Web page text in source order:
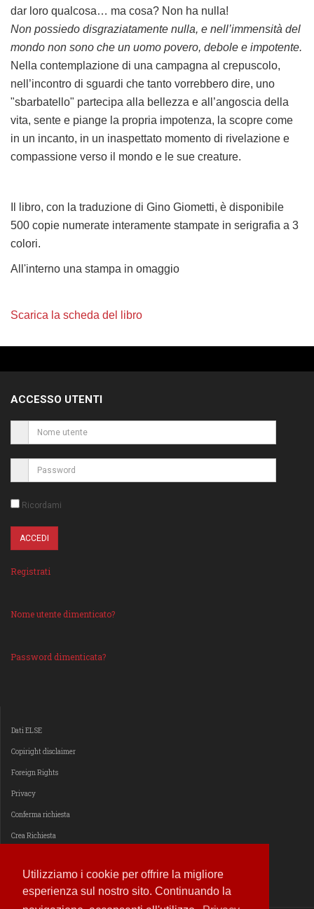
Utilizziamo i cookie per offrire la migliore
esperienza sul nostro sito. Continuando la
dar loro qualcosa… ma cosa? Non ha nulla!
Non possiedo disgraziatamente nulla, e nell’immensità del
mondo non sono che un uomo povero, debole e impotente.
Nella contemplazione di una campagna al crepuscolo,
nell’incontro di sguardi che tanto vorrebbero dire, uno
"sbarbatello" partecipa alla bellezza e all’angoscia della
vita, sente e piange la propria impotenza, la scopre come
in un incanto, in un inaspettato momento di rivelazione e
compassione verso il mondo e le sue creature.
Il libro, con la traduzione di Gino Giometti, è disponibile
500 copie numerate interamente stampate in serigrafia a 3
colori.
All'interno una stampa in omaggio
Scarica la scheda del libro
ACCESSO UTENTI
Ricordami
Registrati
Nome utente dimenticato?
Password dimenticata?
Dati ELSE
Copiright disclaimer
Foreign Rights
Privacy
Conferma richiesta
Crea Richiesta